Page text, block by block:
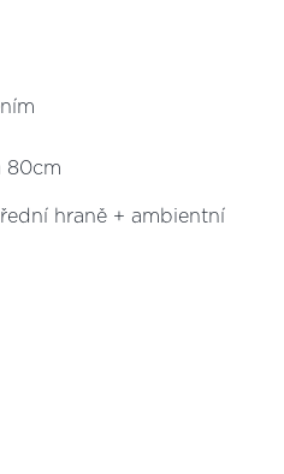
80cm
hraně + ambientní